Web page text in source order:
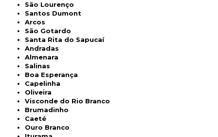
São Lourenço
Santos Dumont
Arcos
São Gotardo
Santa Rita do Sapucaí
Andradas
Almenara
Salinas
Boa Esperança
Capelinha
Oliveira
Visconde do Rio Branco
Brumadinho
Caeté
Ouro Branco